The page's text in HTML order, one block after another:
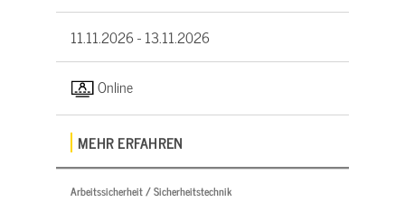
11.11.2026 -13.11.2026
Online
MEHR ERFAHREN
Arbeitssicherheit / Sicherheitstechnik